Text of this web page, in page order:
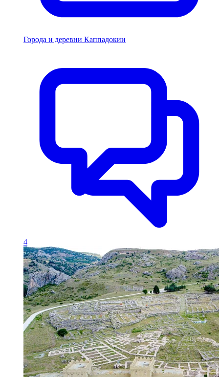
Города и деревни Каппадокии
4